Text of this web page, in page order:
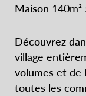
Maison 140m²
Découvrez
village
volumes et de
toutes les